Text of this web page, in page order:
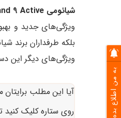
شیائومی Mi Band 9 Active
ویژگی‌های جدید و
بلکه طرفداران برند
ویژگی‌های دیگر این
آیا این مطلب برایتان
روی ستاره کلیک کنید
به من اطلاع بده